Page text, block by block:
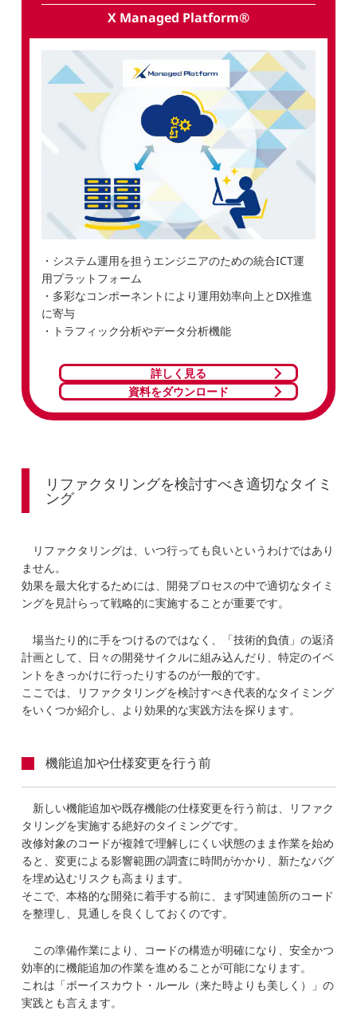
X Managed Platform®
・システム運用を担うエンジニアのための統合ICT運
用プラットフォーム
・多彩なコンポーネントにより運用効率向上とDX推進
に寄与
・トラフィック分析やデータ分析機能
詳しく見る
資料をダウンロード
リファクタリングを検討すべき適切なタイミ
ング
リファクタリングは、いつ行っても良いというわけではあり
ません。
効果を最大化するためには、開発プロセスの中で適切なタイミ
ングを見計らって戦略的に実施することが重要です。
場当たり的に手をつけるのではなく、「技術的負債」の返済
計画として、日々の開発サイクルに組み込んだり、特定のイベ
ントをきっかけに行ったりするのが一般的です。
ここでは、リファクタリングを検討すべき代表的なタイミング
をいくつか紹介し、より効果的な実践方法を探ります。
機能追加や仕様変更を行う前
新しい機能追加や既存機能の仕様変更を行う前は、リファク
タリングを実施する絶好のタイミングです。
改修対象のコードが複雑で理解しにくい状態のまま作業を始め
ると、変更による影響範囲の調査に時間がかかり、新たなバグ
を埋め込むリスクも高まります。
そこで、本格的な開発に着手する前に、まず関連箇所のコード
を整理し、見通しを良くしておくのです。
この準備作業により、コードの構造が明確になり、安全かつ
効率的に機能追加の作業を進めることが可能になります。
これは「ボーイスカウト・ルール（来た時よりも美しく）」の
実践とも言えます。